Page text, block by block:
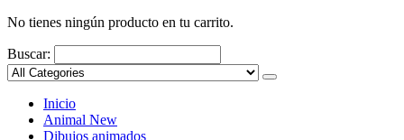
No tienes ningún producto en tu carrito.
Buscar:
Inicio
Animal New
Dibujos animados